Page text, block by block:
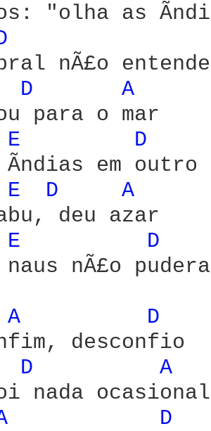
"olha as
nÃ£o
D
A
para o mar
E
D
em outro
E
D
A
deu azar
E
D
nÃ£o
A
D
desconfio
D
A
nada ocasional
D